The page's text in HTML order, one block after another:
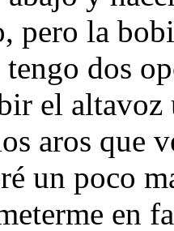
pero la
dos
el
aros que
un poco
en